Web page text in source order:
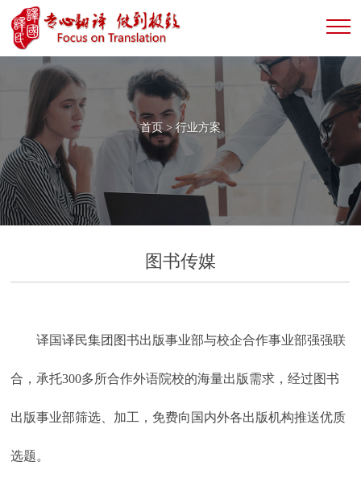
首页> 行业方案
图书传媒
译国译民集团图书出版事业部与校企合作事业部强强联
合，承托300多所合作外语院校的海量出版需求，经过图书
出版事业部筛选、加工，免费向国内外各出版机构推送优质
选题。